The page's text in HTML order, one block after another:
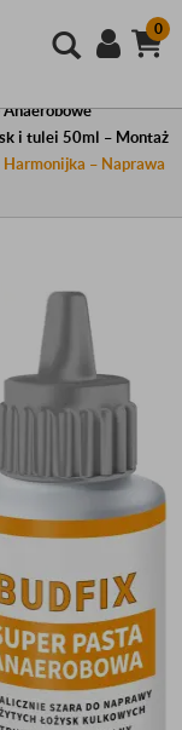
0
i tulei 50ml – Montaż
– Naprawa